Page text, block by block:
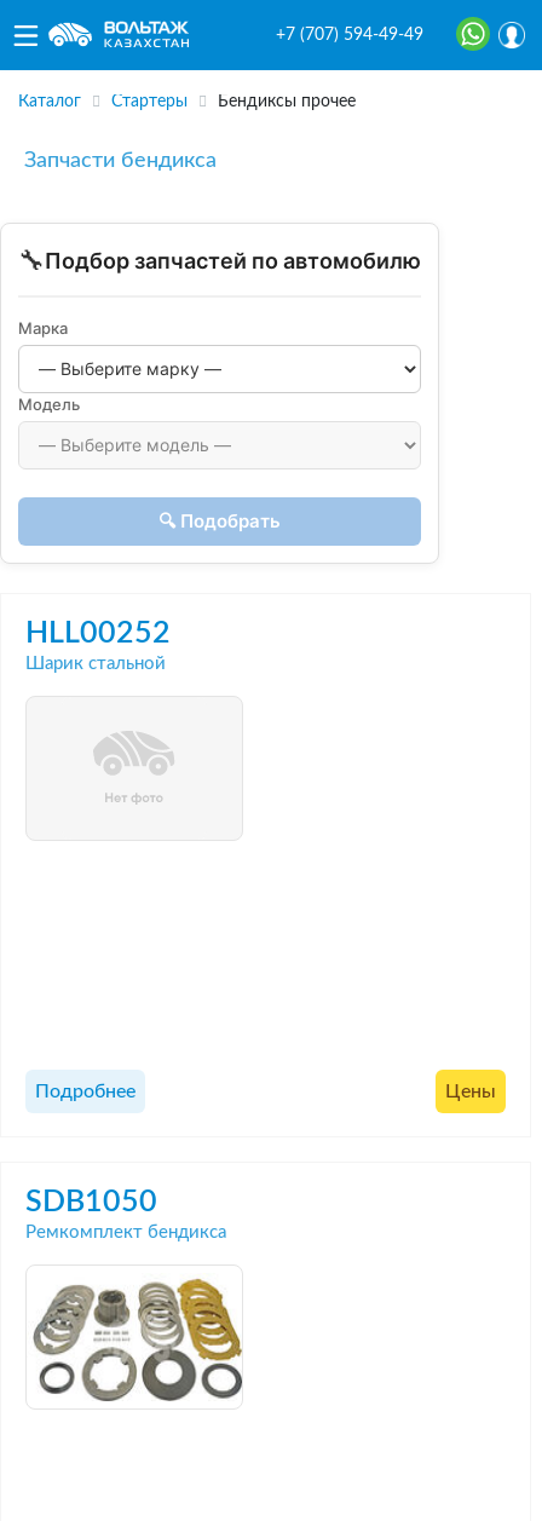
+7 (707) 594-49-49
Каталог Стартеры Бендиксы прочее
Запчасти бендикса
🔧Подбор запчастей по автомобилю
Марка
Модель
🔍 Подобрать
HLL00252
Шарик стальной
Подробнее Цены
SDB1050
Ремкомплект бендикса